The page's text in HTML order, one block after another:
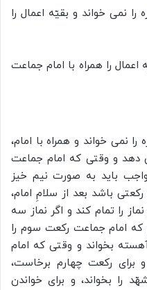
نمى خواند و بقیّه اعمال را
را همراه با امام جماعت
نمى خواند و همراه با امام،
دهد و وقتی که امام جماعت
واجب باید به صورت نیم خیز
باشد بعد از سلامِ امام،
را تمام کند و اگر نماز سه
که امام جماعت رکعت سوم را
بخواند و وقتی که امام
براى رکعت چهارم برخاست،
را بخواند، و براى خواندن